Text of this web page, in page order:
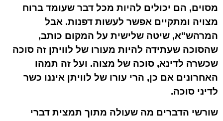
מסוים, הם יכולים להיות מכל דבר שעומד ברוח
מצויה ומתקיים אפשר לעשות דפנות. אבל
המרהש"א, שיטה שלישית על המקום כותב,
שהסוכה שעתידה להיות מעורו של לוויתן זה סוכה
שכשרה לדינא, סוכה של מצוה. ועל זה תמהו
האחרונים אם כן, הרי עורו של לוויתן איננו כשר
לדיני סוכה.
שורשי הדברים מה שעולה מתוך תמצית דברי